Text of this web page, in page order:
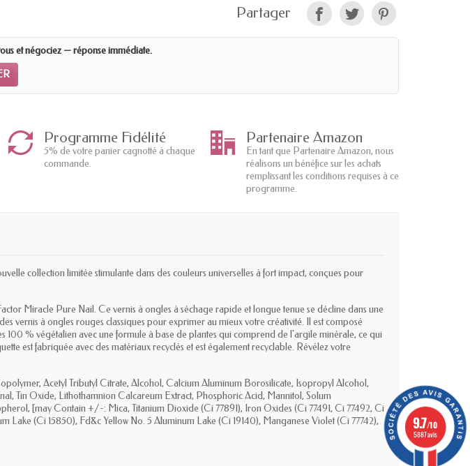
Partager
et négociez — réponse immédiate.
Programme Fidélité
5% de votre panier cagnotté à chaque
commande.
Partenaire Amazon
En tant que Partenaire Amazon, nous
réalisons un bénéfice sur les achats
remplissant les conditions requises à ce
programme.
collection limitée stimulante dans des couleurs universelles à fort impact, conçues pour
Miracle Pure Nail. Ce vernis à ongles à séchage rapide et longue tenue se décline dans une
vernis à ongles rouges classiques pour exprimer au mieux votre créativité. Il est composé
% végétalien avec une formule à base de plantes qui comprend de l'argile minérale, ce qui
est fabriquée avec des matériaux recyclés et est également recyclable. Révélez votre
Acetyl Tributyl Citrate, Alcohol, Calcium Aluminum Borosilicate, Isopropyl Alcohol,
Tin Oxide, Lithothamnion Calcareum Extract, Phosphoric Acid, Mannitol, Solum
[may Contain +/-: Mica, Titanium Dioxide (Ci 77891), Iron Oxides (Ci 77491, Ci 77492, Ci
(Ci 15850), Fd&c Yellow No. 5 Aluminum Lake (Ci 19140), Manganese Violet (Ci 77742),
9.7/10
5887 avis